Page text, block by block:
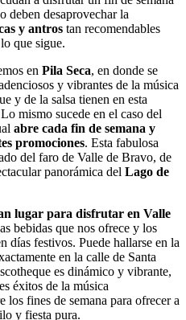
deben desaprovechar la
y antros tan recomendables
que sigue.
en Pila Seca, en donde se
y vibrantes de la música
y de la salsa tienen en esta
mismo sucede en el caso del
abre cada fin de semana y
promociones. Esta fabulosa
del faro de Valle de Bravo, de
panorámica del Lago de
lugar para disfrutar en Valle
bebidas que nos ofrece y los
días festivos. Puede hallarse en la
en la calle de Santa
es dinámico y vibrante,
éxitos de la música
los fines de semana para ofrecer a
y fiesta pura.